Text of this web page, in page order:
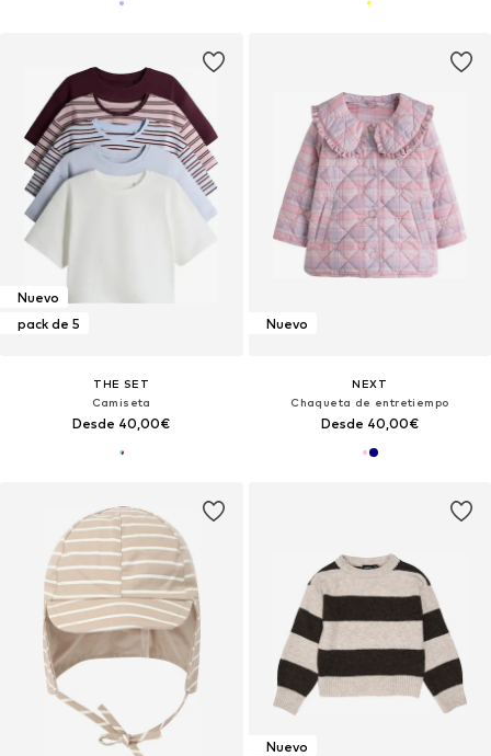
Nuevo
pack de 5
THE SET
Camiseta
Desde 40,00€
Nuevo
NEXT
Chaqueta de entretiempo
Desde 40,00€
Nuevo